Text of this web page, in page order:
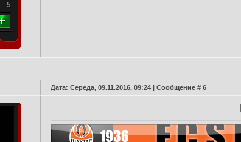
5
Дата: Середа, 09.11.2016, 09:24 | Сообщение # 6